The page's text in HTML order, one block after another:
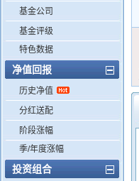
基金公司
基金评级
特色数据
净值回报
历史净值
分红送配
阶段涨幅
季/年度涨幅
投资组合